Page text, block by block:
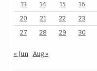
13
14 15 16
20
21 22 23
27
28 29 30
« Jun Aug »